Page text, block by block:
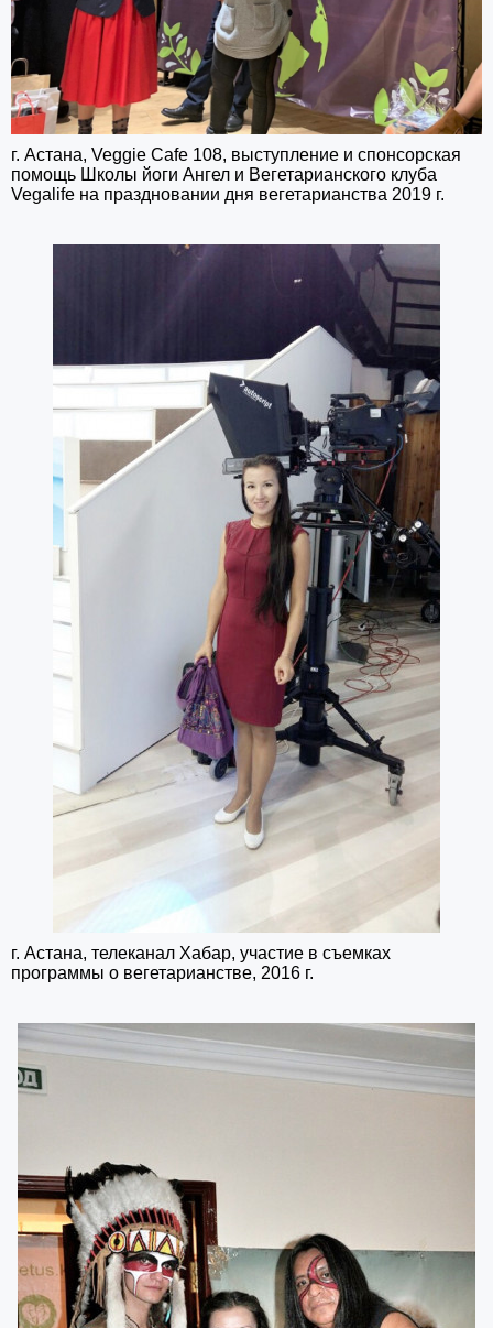
г. Астана, Veggie Cafe 108, выступление и спонсорская
помощь Школы йоги Ангел и Вегетарианского клуба
Vegalife на праздновании дня вегетарианства 2019 г.
г. Астана, телеканал Хабар, участие в съемках
программы о вегетарианстве, 2016 г.